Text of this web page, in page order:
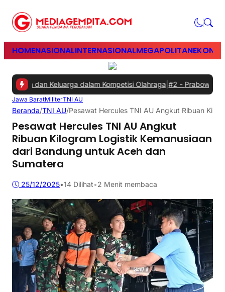
HOMENASIONALINTERNASIONALMEGAPOLITAN
dan Keluarga dalam Kompetisi Olahraga|#2 - Prabowo Minta
Jawa BaratMiliterTNI AU
Beranda/TNI AU/Pesawat Hercules TNI AU Angkut Ribuan
Pesawat Hercules TNI AU Angkut
Ribuan Kilogram Logistik Kemanusiaan
dari Bandung untuk Aceh dan
Sumatera
25/12/2025•14 Dilihat•2 Menit membaca